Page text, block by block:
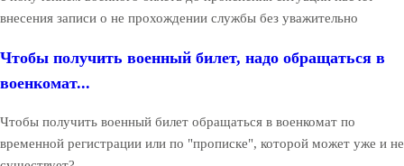
внесения записи о не прохождении службы без уважительно
Чтобы получить военный билет, надо обращаться в
военкомат...
Чтобы получить военный билет обращаться в военкомат по
временной регистрации или по "прописке", которой может уже и не